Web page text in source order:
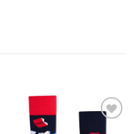
ΠΡΟΣΘΉΚΗ